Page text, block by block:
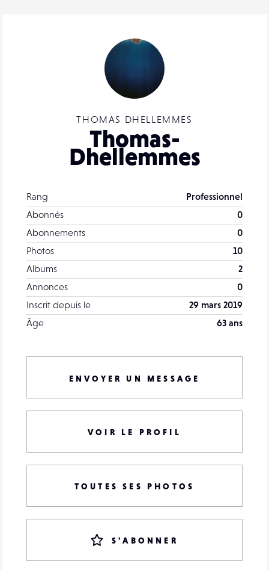
THOMAS DHELLEMMES
Thomas-
Dhellemmes
Rang
Professionnel
Abonnés
0
Abonnements
0
Photos
10
Albums
2
Annonces
0
Inscrit depuis le
29 mars 2019
Âge
63 ans
ENVOYER UN MESSAGE
VOIR LE PROFIL
TOUTES SES PHOTOS
S'ABONNER